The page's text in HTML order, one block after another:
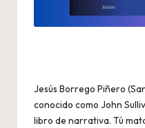
Jesús Borrego Piñero
conocido como John
libro de narrativa. Tú